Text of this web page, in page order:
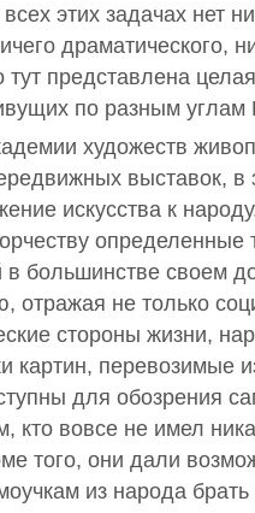
этих задачах нет
драматического,
представлена
по разным углам
художеств
выставок, в
искусства к
определенные
в большинстве своем
отражая не только
стороны жизни,
картин, перевозимые
для обозрения
кто вовсе не имел
того, они дали
из народа брать